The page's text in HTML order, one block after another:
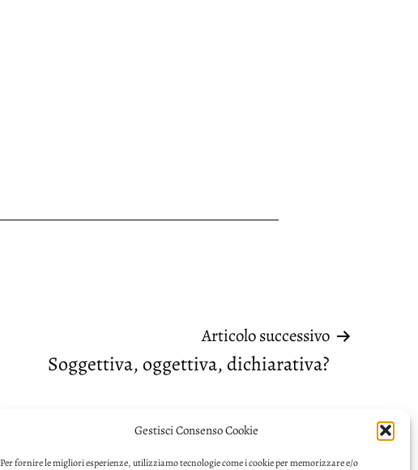
Gestisci Consenso Cookie
Per fornire le migliori esperienze, utilizziamo tecnologie come i cookie per memorizzare e/o
Articolo successivo
Soggettiva, oggettiva, dichiarativa?